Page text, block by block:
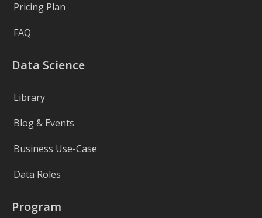
Pricing Plan
FAQ
Data Science
Library
Blog & Events
Business Use-Case
Data Roles
Program